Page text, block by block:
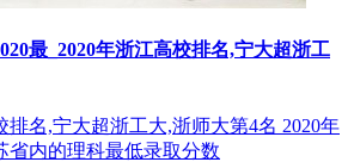
最_2020年浙江高校排名,宁大超浙工
排名,宁大超浙工大,浙师大第4名 2020年
省内的理科最低录取分数